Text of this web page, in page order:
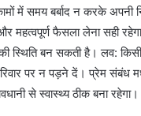
में समय बर्बाद न करके अपनी
फैसला लेना सही
बन सकती है। लव: किसी
पर न पड़ने दें। प्रेम संबंध
से स्वास्थ्य ठीक बना